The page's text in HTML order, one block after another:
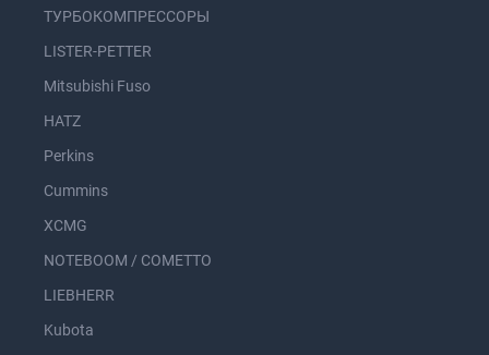
ТУРБОКОМПРЕССОРЫ
LISTER-PETTER
Mitsubishi Fuso
HATZ
Perkins
Cummins
XCMG
NOTEBOOM / COMETTO
LIEBHERR
Kubota